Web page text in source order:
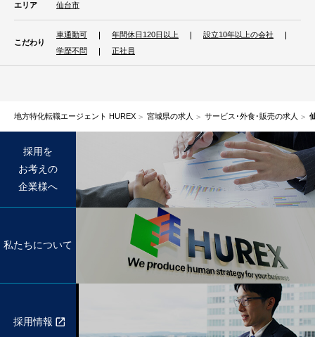
エリア 仙台市
こだわり
車通勤可 年間休日120日以上
設立10年以上の会社
学歴不問
正社員
地方特化転職エージェント HUREX 宮城県の求人 サービス･外食･販売の求人
採用情報
私たちについて
採用を
お考えの
企業様へ